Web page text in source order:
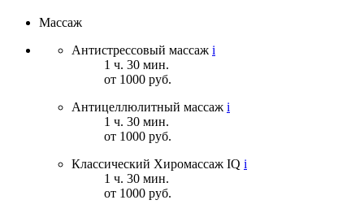
Массаж
Антистрессовый массаж i
1 ч. 30 мин.
от 1000 руб.
Антицеллюлитный массаж i
1 ч. 30 мин.
от 1000 руб.
Классический Хиромассаж IQ i
1 ч. 30 мин.
от 1000 руб.